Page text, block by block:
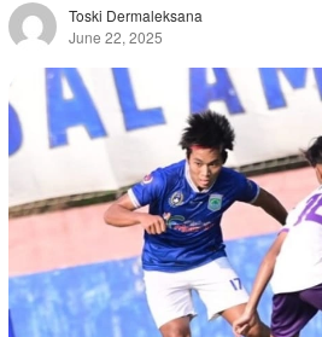
Toski Dermaleksana
June 22, 2025